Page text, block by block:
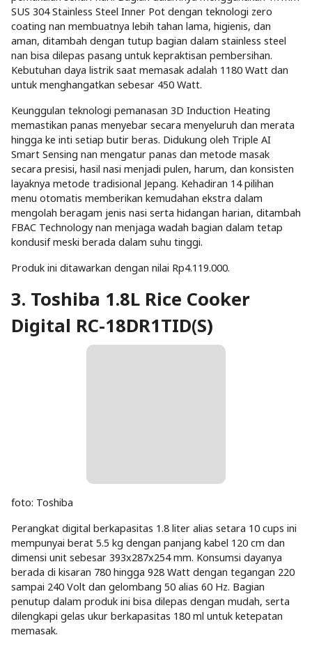
SUS 304 Stainless Steel Inner Pot dengan teknologi zero
coating nan membuatnya lebih tahan lama, higienis, dan
aman, ditambah dengan tutup bagian dalam stainless steel
nan bisa dilepas pasang untuk kepraktisan pembersihan.
Kebutuhan daya listrik saat memasak adalah 1180 Watt dan
untuk menghangatkan sebesar 450 Watt.
Keunggulan teknologi pemanasan 3D Induction Heating
memastikan panas menyebar secara menyeluruh dan merata
hingga ke inti setiap butir beras. Didukung oleh Triple AI
Smart Sensing nan mengatur panas dan metode masak
secara presisi, hasil nasi menjadi pulen, harum, dan konsisten
layaknya metode tradisional Jepang. Kehadiran 14 pilihan
menu otomatis memberikan kemudahan ekstra dalam
mengolah beragam jenis nasi serta hidangan harian, ditambah
FBAC Technology nan menjaga wadah bagian dalam tetap
kondusif meski berada dalam suhu tinggi.
Produk ini ditawarkan dengan nilai Rp4.119.000.
3. Toshiba 1.8L Rice Cooker
Digital RC-18DR1TID(S)
foto: Toshiba
Perangkat digital berkapasitas 1.8 liter alias setara 10 cups ini
mempunyai berat 5.5 kg dengan panjang kabel 120 cm dan
dimensi unit sebesar 393x287x254 mm. Konsumsi dayanya
berada di kisaran 780 hingga 928 Watt dengan tegangan 220
sampai 240 Volt dan gelombang 50 alias 60 Hz. Bagian
penutup dalam produk ini bisa dilepas dengan mudah, serta
dilengkapi gelas ukur berkapasitas 180 ml untuk ketepatan
memasak.